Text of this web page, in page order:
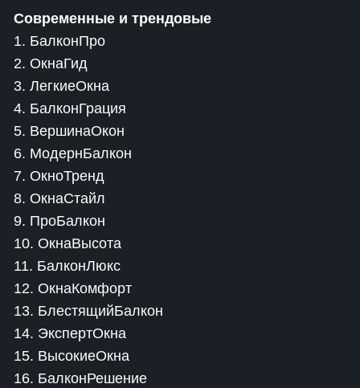
Современные и трендовые
1. БалконПро
2. ОкнаГид
3. ЛегкиеОкна
4. БалконГрация
5. ВершинаОкон
6. МодернБалкон
7. ОкноТренд
8. ОкнаСтайл
9. ПроБалкон
10. ОкнаВысота
11. БалконЛюкс
12. ОкнаКомфорт
13. БлестящийБалкон
14. ЭкспертОкна
15. ВысокиеОкна
16. БалконРешение